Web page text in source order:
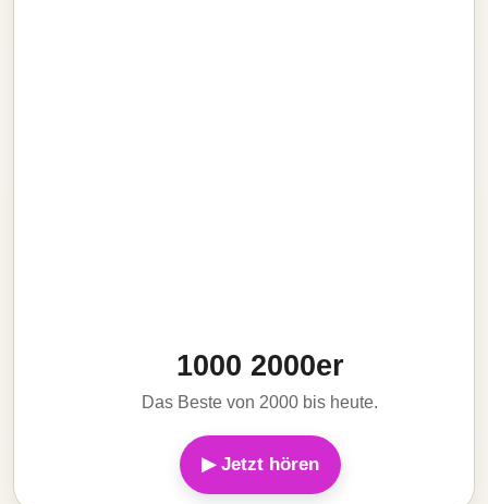
1000 2000er
Das Beste von 2000 bis heute.
▶ Jetzt hören